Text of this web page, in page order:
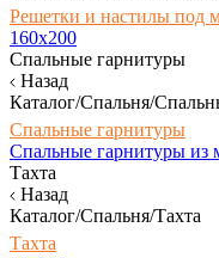
Решетки и настилы под
160х200
Спальные гарнитуры
Назад
Каталог/Спальня/
Спальные гарнитуры
Спальные гарнитуры из
Тахта
Назад
Каталог/Спальня/Тахта
Тахта